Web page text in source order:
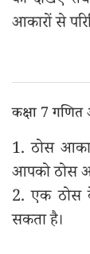
आकारों से
कक्षा 7 गणित
1. ठोस
आपको ठोस
2. एक ठोस
सकता है।